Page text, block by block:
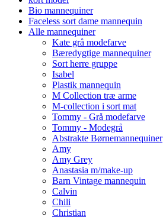
Bio mannequiner
Faceless sort dame mannequin
Alle mannequiner
Kate grå modefarve
Bæredygtige mannequiner
Sort herre gruppe
Isabel
Plastik mannequin
M Collection træ arme
M-collection i sort mat
Tommy - Grå modefarve
Tommy - Modegrå
Abstrakte Børnemannequiner
Amy
Amy Grey
Anastasia m/make-up
Barn Vintage mannequin
Calvin
Chili
Christian